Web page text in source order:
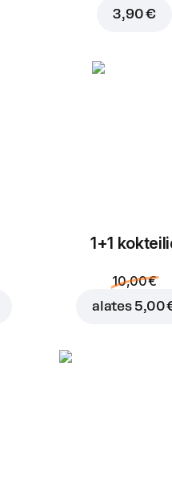
3,90 €
1+1
10,00 €
alates 5,00